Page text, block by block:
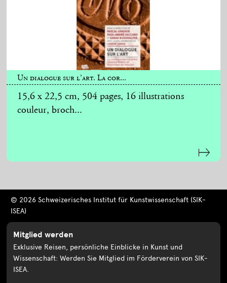
Un dialogue sur l’art. La cor...
15,6 x 22,5 cm, 504 pages, 16 illustrations
couleur, broch...
© 2026 Schweizerisches Institut für Kunstwissenschaft (SIK-
ISEA)
Mitglied werden
Exklusive Reisen, persönliche Einblicke in Kunst und
Wissenschaft: Werden Sie Mitglied im Förderverein von SIK-
ISEA.